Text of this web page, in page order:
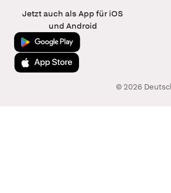
Jetzt auch als App für iOS
und Android
Jetzt bei Google Play
Laden im App Store
© 2026